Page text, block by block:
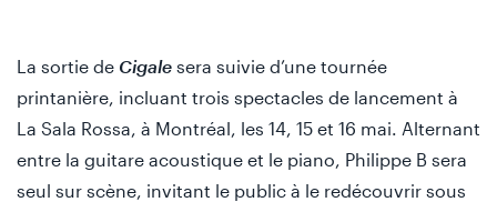
La sortie de Cigale sera suivie d’une tournée
printanière, incluant trois spectacles de lancement à
La Sala Rossa, à Montréal, les 14, 15 et 16 mai. Alternant
entre la guitare acoustique et le piano, Philippe B sera
seul sur scène, invitant le public à le redécouvrir sous